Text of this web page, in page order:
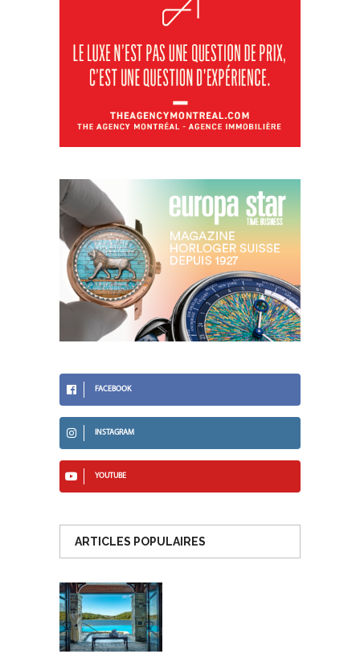
FACEBOOK
INSTAGRAM
YOUTUBE
ARTICLES POPULAIRES